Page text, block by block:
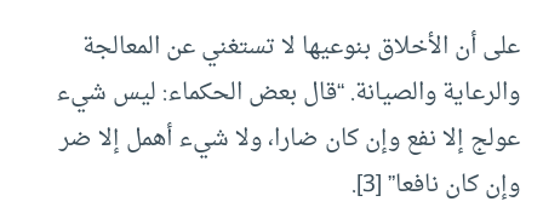
على أن الأخلاق بنوعيها لا تستغني عن المعالجة
والرعاية والصيانة. “قال بعض الحكماء: ليس شيء
عولج إلا نفع وإن كان ضارا، ولا شيء أهمل إلا ضر
وإن كان نافعا” [3].